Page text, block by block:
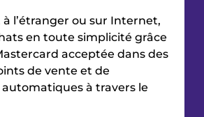
à l’étranger ou sur Internet,
en toute simplicité grâce
acceptée dans des
de vente et de
à travers le